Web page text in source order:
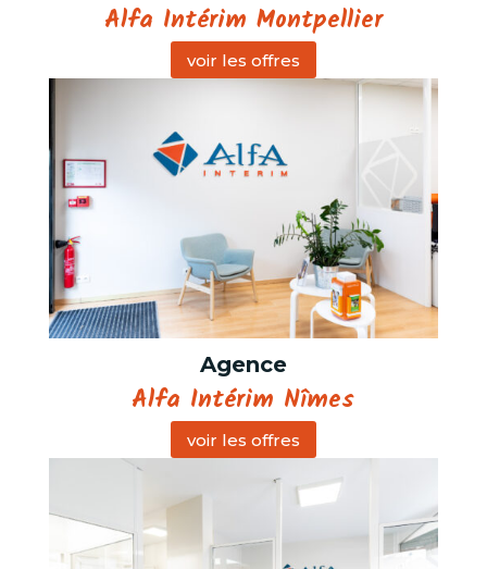
Alfa Intérim Montpellier
voir les offres
Agence
Alfa Intérim Nîmes
voir les offres